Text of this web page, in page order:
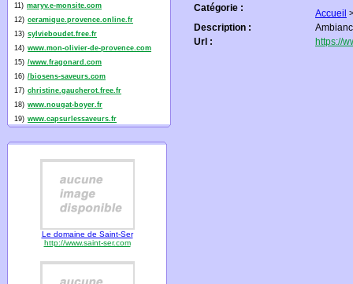
11) maryv.e-monsite.com
12) ceramique.provence.online.fr
13) sylvieboudet.free.fr
14) www.mon-olivier-de-provence.com
15) /www.fragonard.com
16) /biosens-saveurs.com
17) christine.gaucherot.free.fr
18) www.nougat-boyer.fr
19) www.capsurlessaveurs.fr
Le domaine de Saint-Ser
http://www.saint-ser.com
Catégorie :
Accueil
Description :
Url :
https://